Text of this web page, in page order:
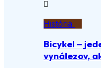
História
Bicykel –
vynálezov,